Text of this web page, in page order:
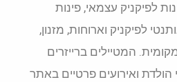
לפיקניק עצמאי, פינות
לפיקניק וארוחות, מזנון,
המטיילים ברייזרים
הולדת ואירועים פרטיים באתר